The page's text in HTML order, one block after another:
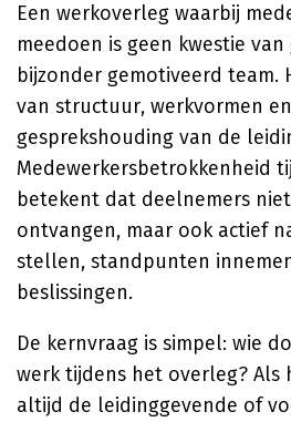
Een werkoverleg waarbij
meedoen is geen kwestie
bijzonder gemotiveerd team.
van structuur, werkvormen
gesprekshouding van de
Medewerkersbetrokkenheid
betekent dat deelnemers
ontvangen, maar ook actief
stellen, standpunten
beslissingen.
De kernvraag is simpel: wie
werk tijdens het overleg?
altijd de leidinggevende of